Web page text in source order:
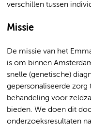
verschillen tussen
Missie
De missie van het
is om binnen
snelle (genetische)
gepersonaliseerde
behandeling voor
bieden. We doen dit
onderzoeksresultaten